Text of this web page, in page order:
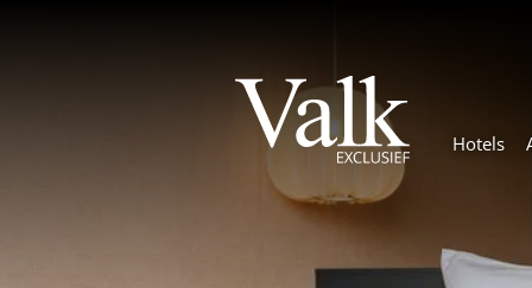
Hotels